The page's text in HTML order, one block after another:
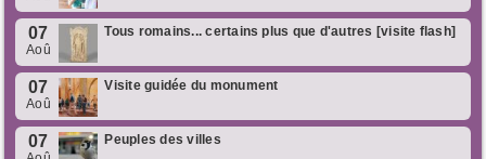
07
Aoû
Tous romains... certains plus que d'autres [visite flash]
07
Aoû
Visite guidée du monument
07 Peuples des villes